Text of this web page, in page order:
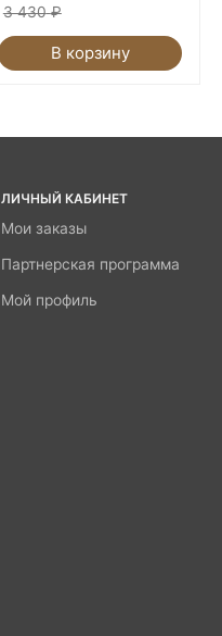
3 430 ₽
В корзину
ЛИЧНЫЙ КАБИНЕТ
Мои заказы
Партнерская программа
Мой профиль